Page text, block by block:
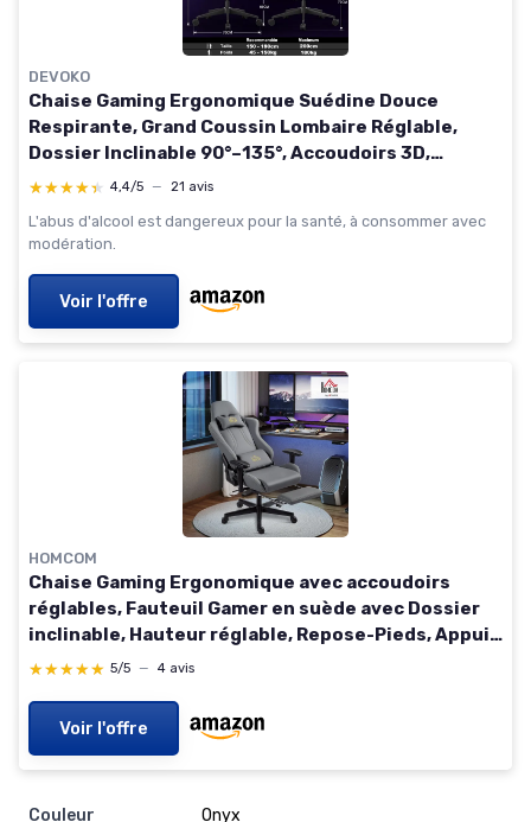
DEVOKO
Chaise Gaming Ergonomique Suédine Douce
Respirante, Grand Coussin Lombaire Réglable,
Dossier Inclinable 90°–135°, Accoudoirs 3D,
Fauteuil Gamer Haut de Gamme, Marron Cognac
★★★★★
★★★★★ 4,4/5 — 21 avis
L'abus d'alcool est dangereux pour la santé, à consommer avec
modération.
Voir l'offre
HOMCOM
Chaise Gaming Ergonomique avec accoudoirs
réglables, Fauteuil Gamer en suède avec Dossier
inclinable, Hauteur réglable, Repose-Pieds, Appui-
tête, Soutien Lombaire et pivotant à 360°, Gris
★★★★★
★★★★★ 5/5 — 4 avis
Voir l'offre
Couleur
‎Onyx